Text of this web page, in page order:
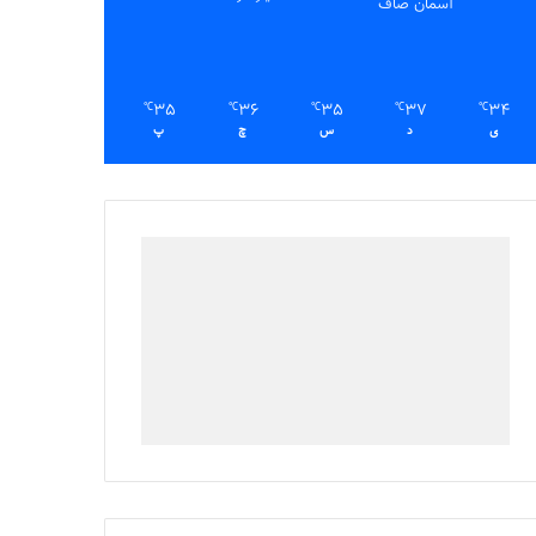
آسمان صاف
34
℃
ی
37
℃
د
35
℃
س
36
℃
چ
35
℃
پ